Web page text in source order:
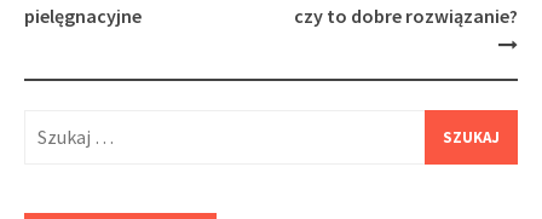
pielęgnacyjne
czy to dobre rozwiązanie?